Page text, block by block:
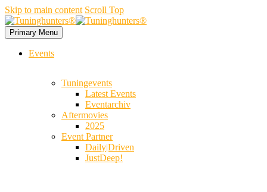
Skip to main content Scroll Top
Primary Menu
Events
Tuningevents
Latest Events
Eventarchiv
Aftermovies
2025
Event Partner
Daily|Driven
JustDeep!